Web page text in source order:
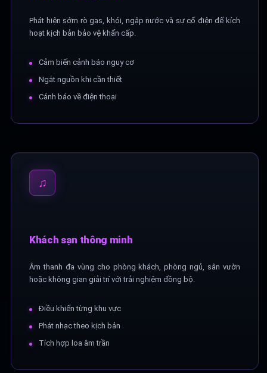
Phát hiện sớm rò gas, khói, ngập nước và sự cố điện để kích
hoạt kịch bản bảo vệ khẩn cấp.
Cảm biến cảnh báo nguy cơ
Ngắt nguồn khi cần thiết
Cảnh báo về điện thoại
♫
Khách sạn thông minh
Âm thanh đa vùng cho phòng khách, phòng ngủ, sân vườn
hoặc không gian giải trí với trải nghiệm đồng bộ.
Điều khiển từng khu vực
Phát nhạc theo kịch bản
Tích hợp loa âm trần